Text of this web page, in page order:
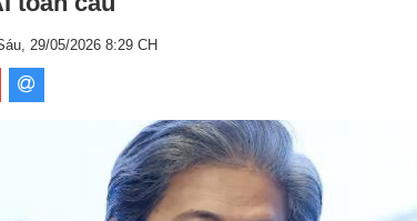
29/05/2026 8:29 CH